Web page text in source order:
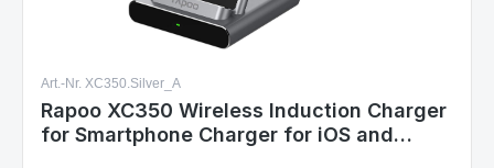
Art.-Nr. XC350.Silver_A
Rapoo XC350 Wireless Induction Charger
for Smartphone Charger for iOS and